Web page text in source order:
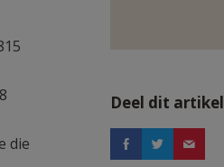
die
Deel dit artikel